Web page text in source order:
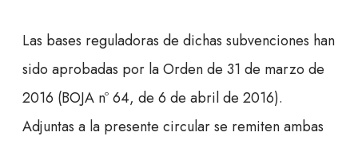
Las bases reguladoras de dichas subvenciones han
sido aprobadas por la Orden de 31 de marzo de
2016 (BOJA nº 64, de 6 de abril de 2016).
Adjuntas a la presente circular se remiten ambas